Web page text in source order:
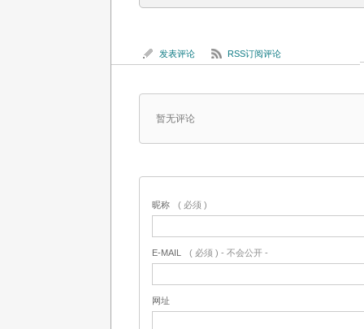
发表评论 RSS订阅评论
暂无评论
昵称 ( 必须 )
E-MAIL ( 必须 ) - 不会公开 -
网址